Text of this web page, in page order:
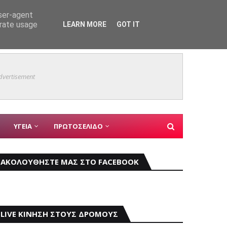
ΥΓΕΙΑ ΠΡΩΤΟΣΕΛΙΔΟ
ΑΚΟΛΟΥΘΗΣΤΕ ΜΑΣ ΣΤΟ FACEBOOK
LIVE ΚΙΝΗΣΗ ΣΤΟΥΣ ΔΡΟΜΟΥΣ
agent
usage
LEARN MORE GOT IT